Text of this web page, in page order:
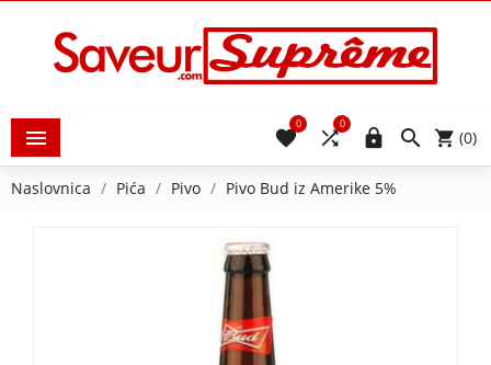
  (0)


0

0
Naslovnica Pića Pivo Pivo Bud iz Amerike 5%